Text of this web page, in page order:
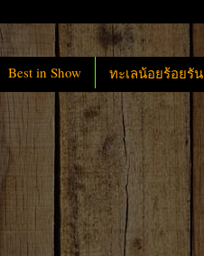
Best in Show ทะเลน้อยร้อยรัน